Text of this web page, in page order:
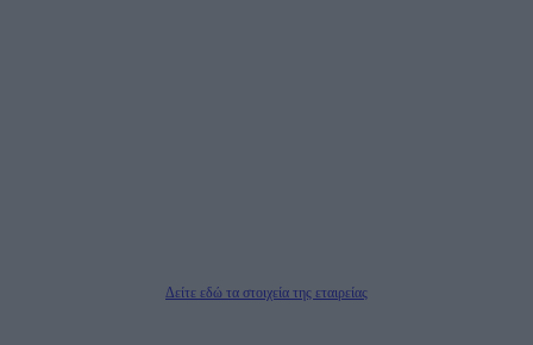
Δείτε εδώ τα στοιχεία της εταιρείας